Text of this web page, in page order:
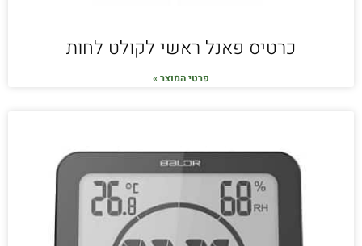
כרטיס פאנל ראשי לקולט לחות
פרטי המוצר »